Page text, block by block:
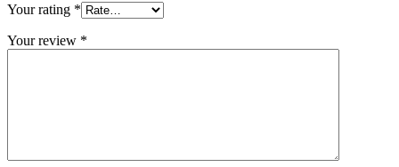
Your rating *
Your review *